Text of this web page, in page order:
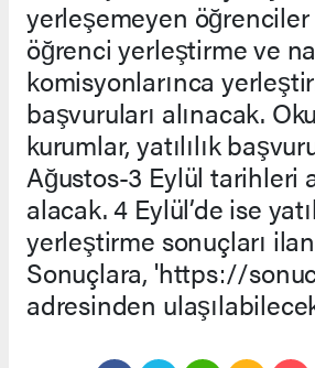
yerleşemeyen
öğrenci yerleştirme ve
komisyonlarınca
başvuruları alınacak.
kurumlar, yatılılık
Ağustos-3 Eylül tarihleri
alacak. 4 Eylül’de ise
yerleştirme sonuçları
Sonuçlara, 'https://
adresinden